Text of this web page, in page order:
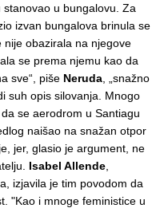
u bungalovu. Za
izvan bungalova brinula se
nije obazirala na njegove
se prema njemu kao da
sve“, piše Neruda , „snažno
suh opis silovanja. Mnogo
se aerodrom u Santiagu
naišao na snažan otpor
jer, glasio je argument, ne
Isabel Allende
izjavila je tim povodom da
"Kao i mnoge feministice u